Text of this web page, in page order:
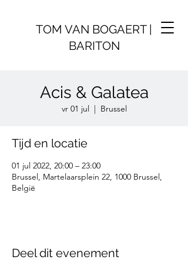
TOM VAN BOGAERT |
BARITON
Acis & Galatea
vr 01 jul
  |
Brussel
Tijd en locatie
01 jul 2022, 20:00 – 23:00
Brussel, Martelaarsplein 22, 1000 Brussel,
België
Deel dit evenement